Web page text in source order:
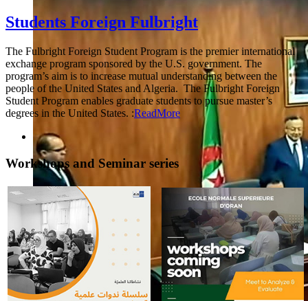
Students Foreign Fulbright
The Fulbright Foreign Student Program is the premier international
exchange program sponsored by the U.S. government. The
program’s aim is to increase mutual understanding between the
people of the United States and Algeria. The Fulbright Foreign
Student Program enables graduate students to pursue master’s
degrees in the United States. :ReadMore
Workshops and Seminar series